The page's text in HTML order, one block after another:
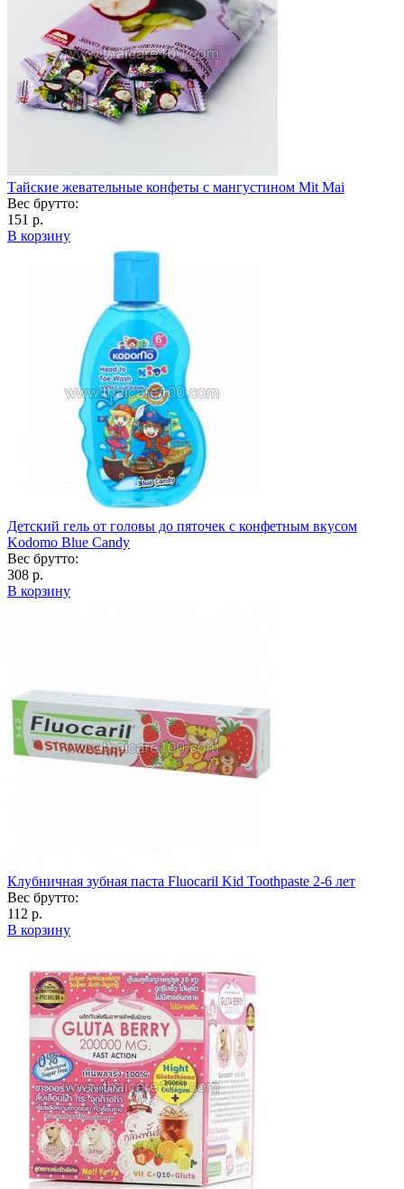
Тайские жевательные конфеты с мангустином Mit Mai
Вес брутто:
151 р.
В корзину
Детский гель от головы до пяточек с конфетным вкусом
Kodomo Blue Candy
Вес брутто:
308 р.
В корзину
Клубничная зубная паста Fluocaril Kid Toothpaste 2-6 лет
Вес брутто:
112 р.
В корзину